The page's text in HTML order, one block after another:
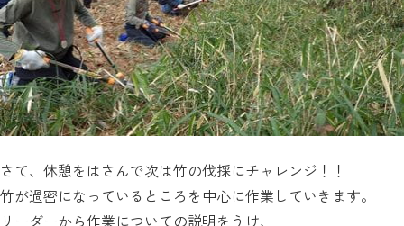
さて、休憩をはさんで次は竹の伐採にチャレンジ！！
竹が過密になっているところを中心に作業していきます。
リーダーから作業についての説明をうけ、